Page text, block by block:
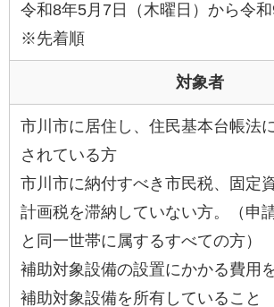
令和8年5月7日（木曜日）から令和
※先着順
対象者
市川市に居住し、住民基本台帳法
されている方
市川市に納付すべき市民税、固定
計画税を滞納していない方。（申
と同一世帯に属するすべての方）
補助対象設備の設置にかかる費用
補助対象設備を所有していること